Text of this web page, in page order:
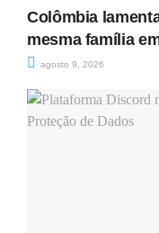
Colômbia
mesma família
agosto 9, 2026